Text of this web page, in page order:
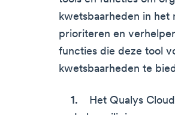
kwetsbaarheden in
prioriteren en
functies die deze tool
kwetsbaarheden te
Het Qualys